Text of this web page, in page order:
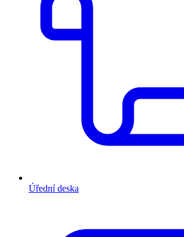
Úřední deska